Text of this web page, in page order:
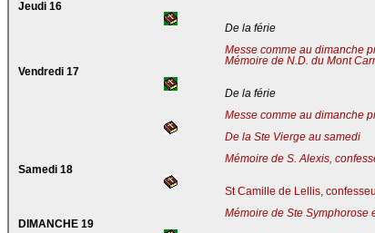
Jeudi 16
De la férie
Messe comme au dimanche
Mémoire de N.D. du Mont
Vendredi 17
De la férie
Messe comme au dimanche
De la Ste Vierge au samedi
Mémoire de S. Alexis,
Samedi 18
St Camille de Lellis,
Mémoire de Ste Symphorose
DIMANCHE 19